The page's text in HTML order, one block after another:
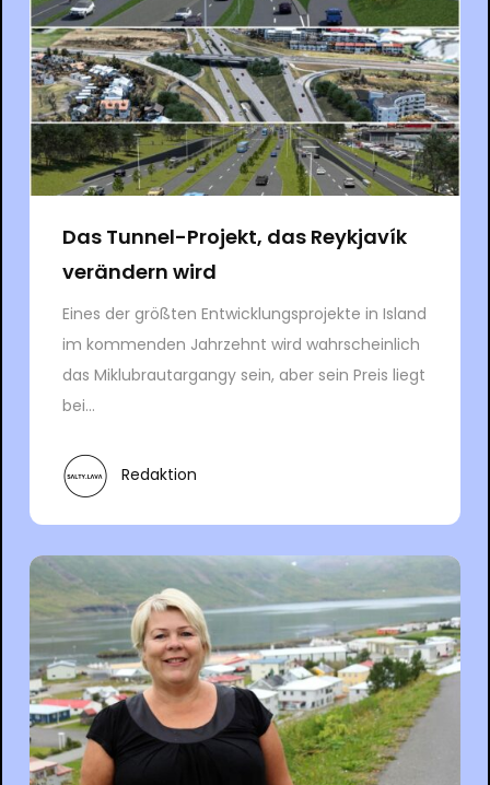
Das Tunnel-Projekt, das Reykjavík
verändern wird
Eines der größten Entwicklungsprojekte in Island
im kommenden Jahrzehnt wird wahrscheinlich
das Miklubrautargangy sein, aber sein Preis liegt
bei...
Redaktion